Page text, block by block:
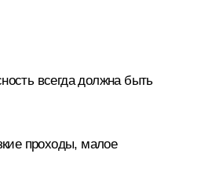
всегда должна быть
проходы, малое